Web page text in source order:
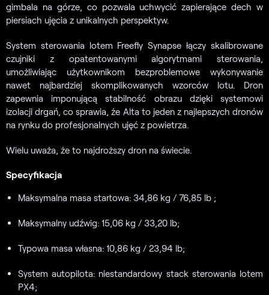
gimbala na górze, co pozwala uchwycić zapierające dech w
piersiach ujęcia z unikalnych perspektyw.
System sterowania lotem Freefly Synapse łączy skalibrowane
czujniki z opatentowanymi algorytmami sterowania,
umożliwiając użytkownikom bezproblemowe wykonywanie
nawet najbardziej skomplikowanych wzorców lotu. Dron
zapewnia imponującą stabilność obrazu dzięki systemowi
izolacji drgań, co sprawia, że Alta to jeden z najlepszych dronów
na rynku do profesjonalnych ujęć z powietrza.
Wielu uważa, że to najdroższy dron na świecie.
Specyfikacja
Maksymalna masa startowa: 34,86 kg / 76,85 lb ;
Maksymalny udźwig: 15,06 kg / 33,20 lb;
Typowa masa własna: 10,86 kg / 23,94 lb;
System autopilota: niestandardowy stack sterowania lotem
PX4;